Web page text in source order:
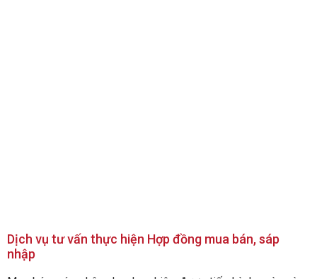
Dịch vụ tư vấn thực hiện Hợp đồng mua bán, sáp
nhập